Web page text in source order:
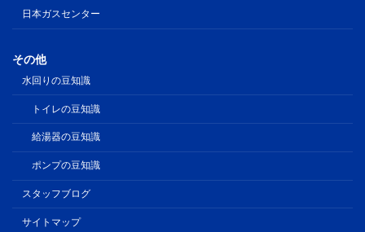
日本ガスセンター
その他
水回りの豆知識
トイレの豆知識
給湯器の豆知識
ポンプの豆知識
スタッフブログ
サイトマップ